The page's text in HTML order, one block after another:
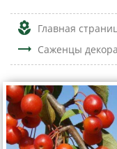
local_florist Главная
trending_flat Саженцы